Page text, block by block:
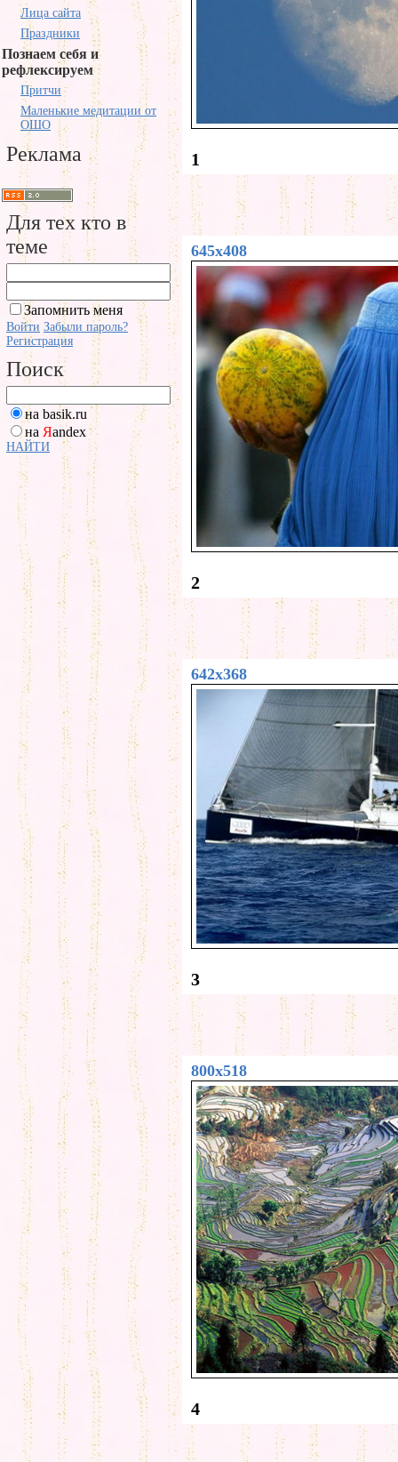
Лица сайта
Праздники
Познаем себя и
рефлексируем
Притчи
Маленькие медитации от
ОШО
Реклама
Для тех кто в
теме
Запомнить меня
Войти Забыли пароль?
Регистрация
Поиск
на basik.ru
на Яandex
НАЙТИ
1
645x408
2
642x368
3
800x518
4